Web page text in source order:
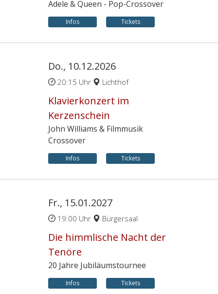
Adele & Queen - Pop-Crossover
Infos Tickets
Do., 10.12.2026
20:15 Uhr Lichthof
Klavierkonzert im
Kerzenschein
John Williams & Filmmusik
Crossover
Infos Tickets
Fr., 15.01.2027
19:00 Uhr Bürgersaal
Die himmlische Nacht der
Tenöre
20 Jahre Jubiläumstournee
Infos Tickets